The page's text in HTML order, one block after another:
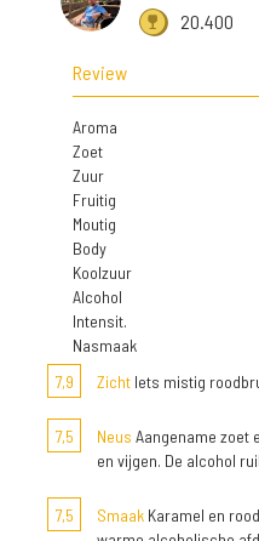
20.400
Review
Aroma
Zoet
Zuur
Fruitig
Moutig
Body
Koolzuur
Alcohol
Intensit.
Nasmaak
7,9
Zicht Iets mistig
7,5 Neus Aangename zoet
en vijgen. De alcohol
7,5 Smaak Karamel en